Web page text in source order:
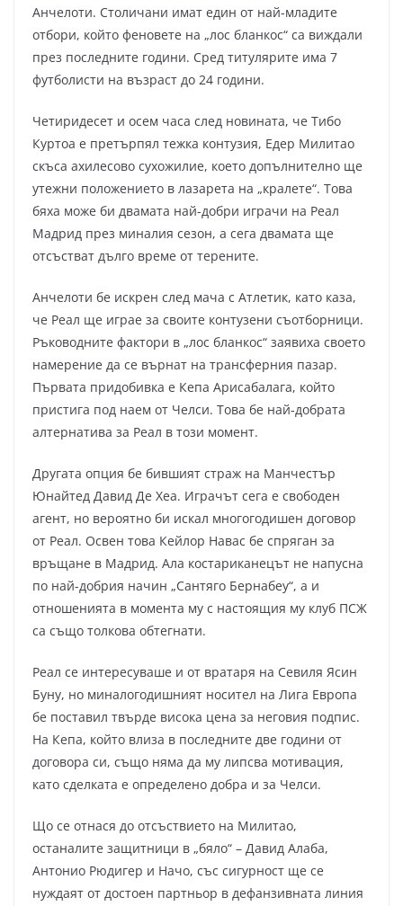
Анчелоти. Столичани имат един от най-младите
отбори, който феновете на „лос бланкос“ са виждали
през последните години. Сред титулярите има 7
футболисти на възраст до 24 години.
Четиридесет и осем часа след новината, че Тибо
Куртоа е претърпял тежка контузия, Едер Милитао
скъса ахилесово сухожилие, което допълнително ще
утежни положението в лазарета на „кралете“. Това
бяха може би двамата най-добри играчи на Реал
Мадрид през миналия сезон, а сега двамата ще
отсъстват дълго време от терените.
Анчелоти бе искрен след мача с Атлетик, като каза,
че Реал ще играе за своите контузени съотборници.
Ръководните фактори в „лос бланкос“ заявиха своето
намерение да се върнат на трансферния пазар.
Първата придобивка е Кепа Арисабалага, който
пристига под наем от Челси. Това бе най-добрата
алтернатива за Реал в този момент.
Другата опция бе бившият страж на Манчестър
Юнайтед Давид Де Хеа. Играчът сега е свободен
агент, но вероятно би искал многогодишен договор
от Реал. Освен това Кейлор Навас бе спряган за
връщане в Мадрид. Ала костариканецът не напусна
по най-добрия начин „Сантяго Бернабеу“, а и
отношенията в момента му с настоящия му клуб ПСЖ
са също толкова обтегнати.
Реал се интересуваше и от вратаря на Севиля Ясин
Буну, но миналогодишният носител на Лига Европа
бе поставил твърде висока цена за неговия подпис.
На Кепа, който влиза в последните две години от
договора си, също няма да му липсва мотивация,
като сделката е определено добра и за Челси.
Що се отнася до отсъствието на Милитао,
останалите защитници в „бяло“ – Давид Алаба,
Антонио Рюдигер и Начо, със сигурност ще се
нуждаят от достоен партньор в дефанзивната линия